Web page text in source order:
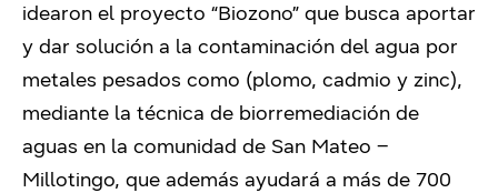
idearon el proyecto “Biozono” que busca aportar
y dar solución a la contaminación del agua por
metales pesados como (plomo, cadmio y zinc),
mediante la técnica de biorremediación de
aguas en la comunidad de San Mateo –
Millotingo, que además ayudará a más de 700